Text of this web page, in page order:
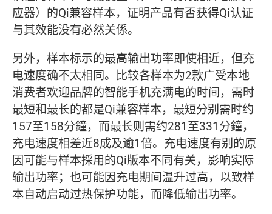
应器）的Qi兼容样本，证明产品有否获得Qi认证
与其效能没有必然关係。
另外，样本标示的最高输出功率即使相近，但充
电速度确不太相同。比较各样本为2款广受本地
消费者欢迎品牌的智能手机充满电的时间，需时
最短和最长的都是Qi兼容样本，最短分别需时约
157至158分鐘，而最长则需约281至331分鐘，
充电速度相差近8成及逾1倍。充电速度有别的原
因可能与样本採用的Qi版本不同有关，影响实际
输出功率；也可能因充电期间温升过高，以致样
本自动启动过热保护功能，而降低输出功率。